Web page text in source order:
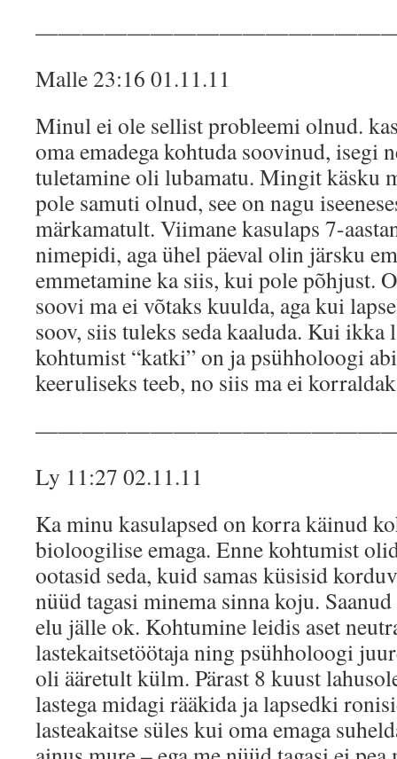
Malle 23:16 01.11.11
Minul ei ole sellist probleemi olnud.
oma emadega kohtuda soovinud, isegi
tuletamine oli lubamatu. Mingit käsku
pole samuti olnud, see on nagu
märkamatult. Viimane kasulaps 7-
nimepidi, aga ühel päeval olin järsku
emmetamine ka siis, kui pole põhjust.
soovi ma ei võtaks kuulda, aga kui
soov, siis tuleks seda kaaluda. Kui ikka
kohtumist “katki” on ja psühholoogi
keeruliseks teeb, no siis ma ei
Ly 11:27 02.11.11
Ka minu kasulapsed on korra käinud
bioloogilise emaga. Enne kohtumist
ootasid seda, kuid samas küsisid
nüüd tagasi minema sinna koju.
elu jälle ok. Kohtumine leidis aset
lastekaitsetöötaja ning psühholoogi
oli ääretult külm. Pärast 8 kuust
lastega midagi rääkida ja lapsedki
lasteakaitse süles kui oma emaga